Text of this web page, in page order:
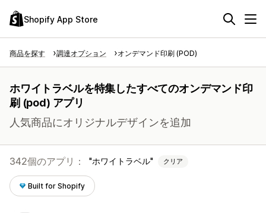
Shopify App Store
商品を探す 調達オプション オンデマンド印刷 (POD)
ホワイトラベルを特集したすべてのオンデマンド印
刷 (pod) アプリ
人気商品にオリジナルデザインを追加
342個のアプリ： ホワイトラベル クリア
Built for Shopify